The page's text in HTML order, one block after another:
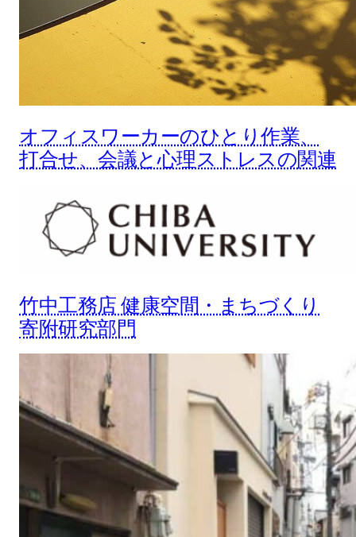
オフィスワーカーのひとり作業、
打合せ、会議と心理ストレスの関連
⽵中⼯務店 健康空間・まちづくり
寄附研究部⾨